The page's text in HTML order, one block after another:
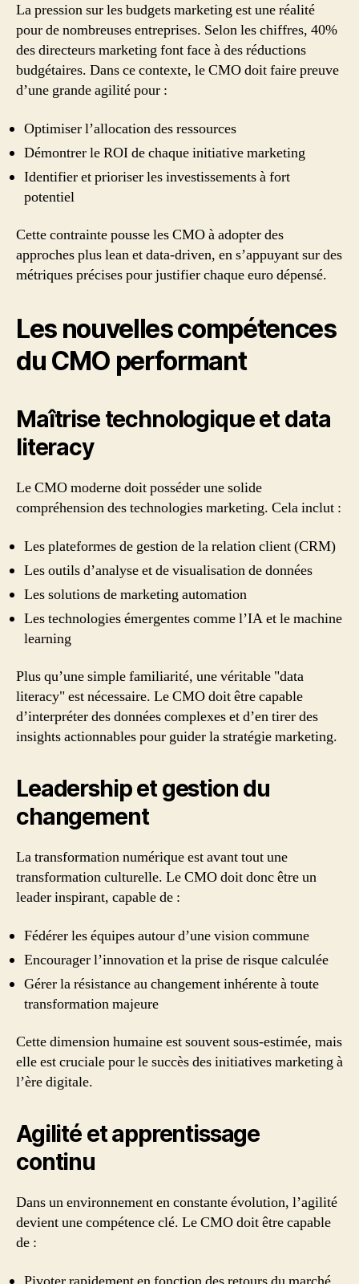
La pression sur les budgets marketing est une réalité
pour de nombreuses entreprises. Selon les chiffres, 40%
des directeurs marketing font face à des réductions
budgétaires. Dans ce contexte, le CMO doit faire preuve
d’une grande agilité pour :
Optimiser l’allocation des ressources
Démontrer le ROI de chaque initiative marketing
Identifier et prioriser les investissements à fort
potentiel
Cette contrainte pousse les CMO à adopter des
approches plus lean et data-driven, en s’appuyant sur des
métriques précises pour justifier chaque euro dépensé.
Les nouvelles compétences
du CMO performant
Maîtrise technologique et data
literacy
Le CMO moderne doit posséder une solide
compréhension des technologies marketing. Cela inclut :
Les plateformes de gestion de la relation client (CRM)
Les outils d’analyse et de visualisation de données
Les solutions de marketing automation
Les technologies émergentes comme l’IA et le machine
learning
Plus qu’une simple familiarité, une véritable "data
literacy" est nécessaire. Le CMO doit être capable
d’interpréter des données complexes et d’en tirer des
insights actionnables pour guider la stratégie marketing.
Leadership et gestion du
changement
La transformation numérique est avant tout une
transformation culturelle. Le CMO doit donc être un
leader inspirant, capable de :
Fédérer les équipes autour d’une vision commune
Encourager l’innovation et la prise de risque calculée
Gérer la résistance au changement inhérente à toute
transformation majeure
Cette dimension humaine est souvent sous-estimée, mais
elle est cruciale pour le succès des initiatives marketing à
l’ère digitale.
Agilité et apprentissage
continu
Dans un environnement en constante évolution, l’agilité
devient une compétence clé. Le CMO doit être capable
de :